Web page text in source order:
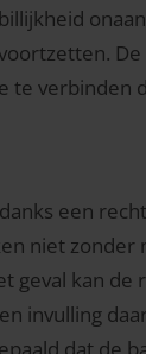
te
een
niet
geval kan
invulling